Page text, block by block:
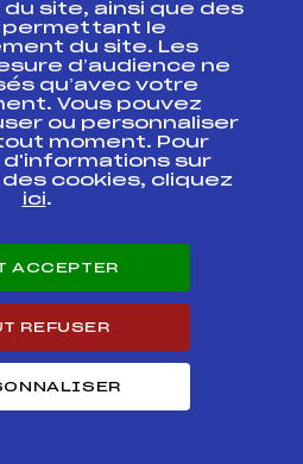
National
U17 Combine
NATIONAL
AUTRANS
SPECIAL
FFS
TOUR U17 HOMMES
TOUR A SENIORS
site, ainsi que des
permettant le
du site. Les
d’audience ne
qu’avec votre
Vous pouvez
ou personnaliser
moment. Pour
d'informations sur
cookies, cliquez
ici.
ACCEPTER
REFUSER